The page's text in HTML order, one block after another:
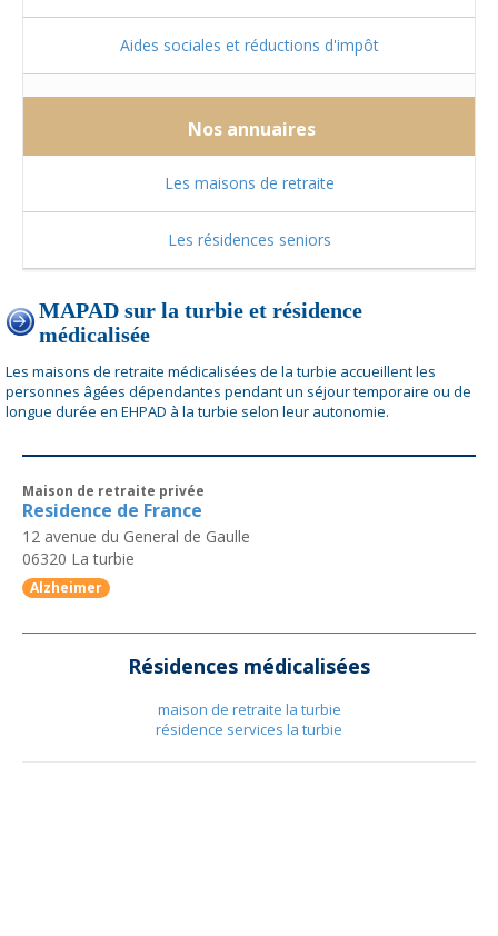
Aides sociales et réductions d'impôt
Nos annuaires
Les maisons de retraite
Les résidences seniors
MAPAD sur la turbie et résidence
médicalisée
Les maisons de retraite médicalisées de la turbie accueillent les
personnes âgées dépendantes pendant un séjour temporaire ou de
longue durée en EHPAD à la turbie selon leur autonomie.
Maison de retraite privée
Residence de France
12 avenue du General de Gaulle
06320 La turbie
Alzheimer
Résidences médicalisées
maison de retraite la turbie
résidence services la turbie